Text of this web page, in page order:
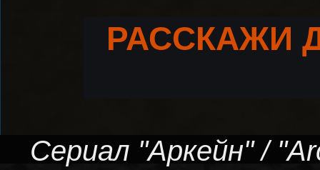
РАССКАЖИ
Сериал "Аркейн" /